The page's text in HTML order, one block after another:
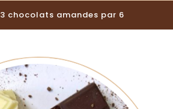
3 chocolats amandes par 6